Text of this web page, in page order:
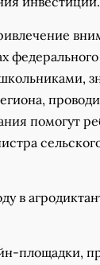
помогут
в
площадки,